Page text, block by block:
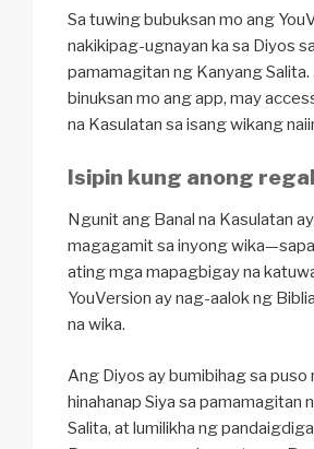
Sa tuwing bubuksan mo ang
nakikipag-ugnayan ka sa Diyos sa
pamamagitan ng Kanyang
binuksan mo ang app, may
na Kasulatan sa isang wikang
Isipin kung anong
Ngunit ang Banal na Kasulatan
magagamit sa inyong
ating mga mapagbigay na
YouVersion ay nag-aalok ng
na wika.
Ang Diyos ay bumibihag sa
hinahanap Siya sa pamamagitan
Salita, at lumilikha ng